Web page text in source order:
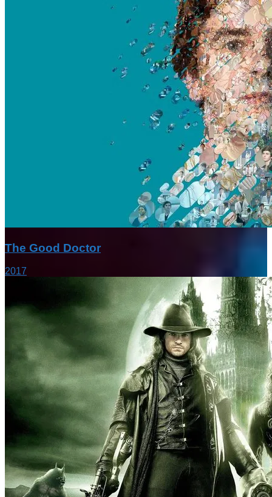
The Good Doctor
2017